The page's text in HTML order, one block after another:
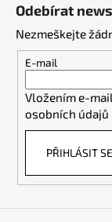
Odebírat
Nezmeškejte
E-mail
Vložením e-
osobních údajů
PŘIHLÁSIT SE